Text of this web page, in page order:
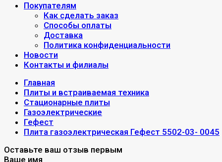
Покупателям
Как сделать заказ
Способы оплаты
Доставка
Политика конфиденциальности
Новости
Контакты и филиалы
Главная
Плиты и встраиваемая техника
Стационарные плиты
Газоэлектрические
Гефест
Плита газоэлектрическая Гефест 5502-03- 0045
Оставьте ваш отзыв первым
Ваше имя